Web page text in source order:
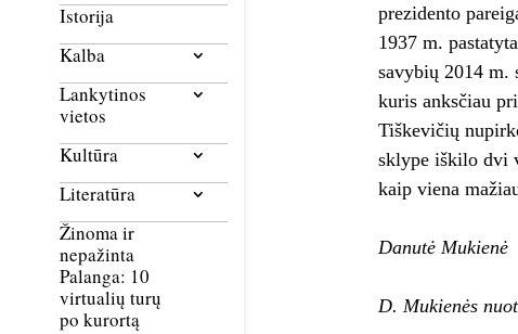
Istorija
Kalba
Lankytinos
vietos
Kultūra
Literatūra
Žinoma ir
nepažinta
Palanga: 10
virtualių turų
po kurortą
prezidento
1937 m.
savybių 2014 m.
kuris anksčiau
Tiškevičių
sklype iškilo dvi
kaip viena
Danutė Mukienė
D. Mukienės